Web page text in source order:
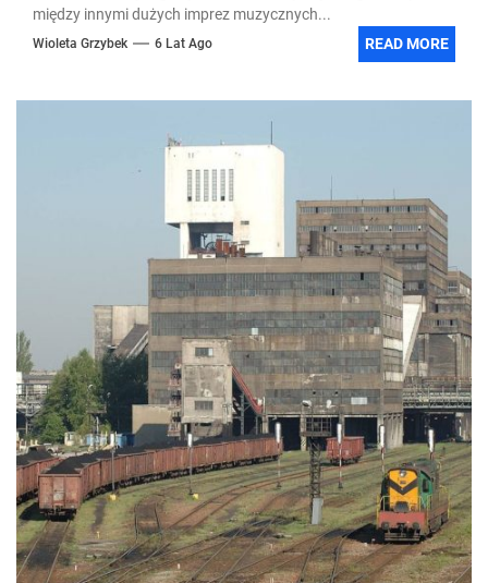
między innymi dużych imprez muzycznych...
Wioleta Grzybek 6 Lat Ago READ MORE